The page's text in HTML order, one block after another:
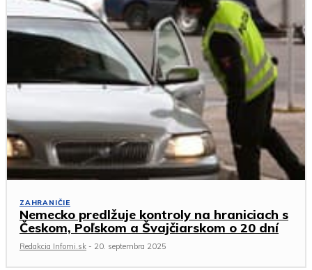
ZAHRANIČIE
Nemecko predlžuje kontroly na hraniciach s
Českom, Poľskom a Švajčiarskom o 20 dní
Redakcia Infomi.sk - 20. septembra 2025